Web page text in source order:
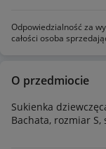
Odpowiedzialność za
całości osoba
O przedmiocie
Sukienka
Bachata, rozmiar